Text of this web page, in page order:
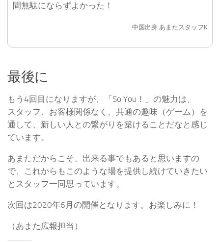
間無駄にならずよかった！
中国出身 あまたスタッフK
最後に
もう4回目になりますが、「So You！」の魅力は、
スタッフ、お客様関係なく、共通の趣味（ゲーム）を
通して、新しい人との繋がりを築けることだなと感じ
ています。
あまただからこそ、出来る事でもあると思いますの
で、これからもこのような場を提供し続けていきたい
とスタッフ一同思っています。
次回は2020年6月の開催となります。お楽しみに！
（あまた広報担当）